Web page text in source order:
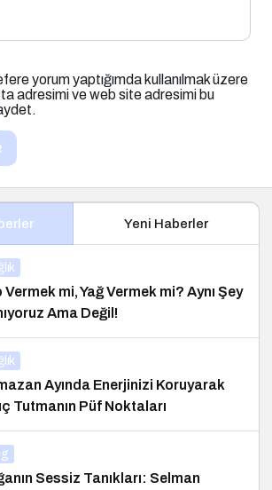
yorum yaptığımda kullanılmak üzere
adresimi ve web site adresimi bu
Yeni Haberler
Vermek mi, Yağ Vermek mi? Aynı Şey
Ama Değil!
Ayında Enerjinizi Koruyarak
Tutmanın Püf Noktaları
Sessiz Tanıkları: Selman